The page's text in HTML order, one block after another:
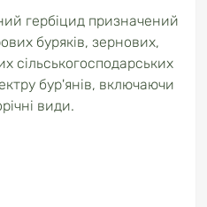
гербіцид призначений
буряків, зернових,
сільськогосподарських
бур'янів, включаючи
види.